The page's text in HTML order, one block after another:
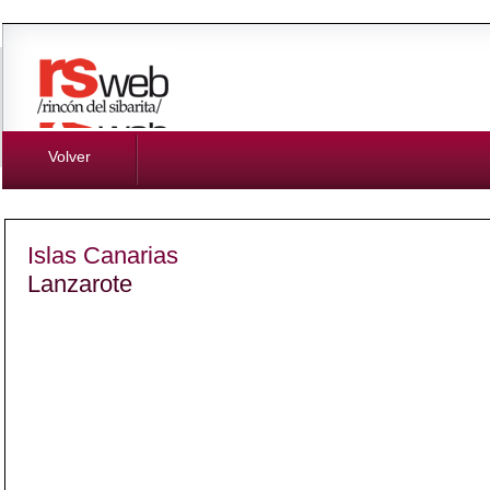
Volver
Islas Canarias
Lanzarote